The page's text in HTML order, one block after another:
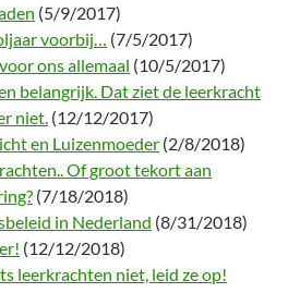
(5/9/2017)
voorbij… (7/5/2017)
ons allemaal (10/5/2017)
belangrijk. Dat ziet de leerkracht
niet. (12/12/2017)
en Luizenmoeder (2/8/2018)
Of groot tekort aan
(7/18/2018)
in Nederland (8/31/2018)
(12/12/2018)
leerkrachten niet, leid ze op!